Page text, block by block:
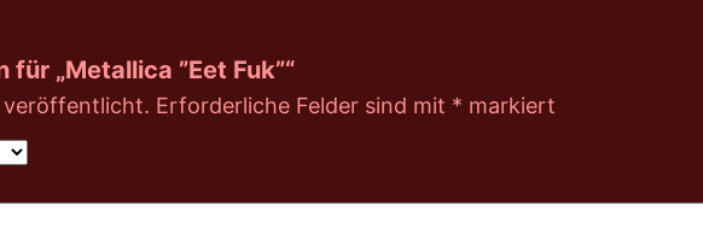
„Metallica ”Eet Fuk”“
veröffentlicht. Erforderliche Felder sind mit * markiert